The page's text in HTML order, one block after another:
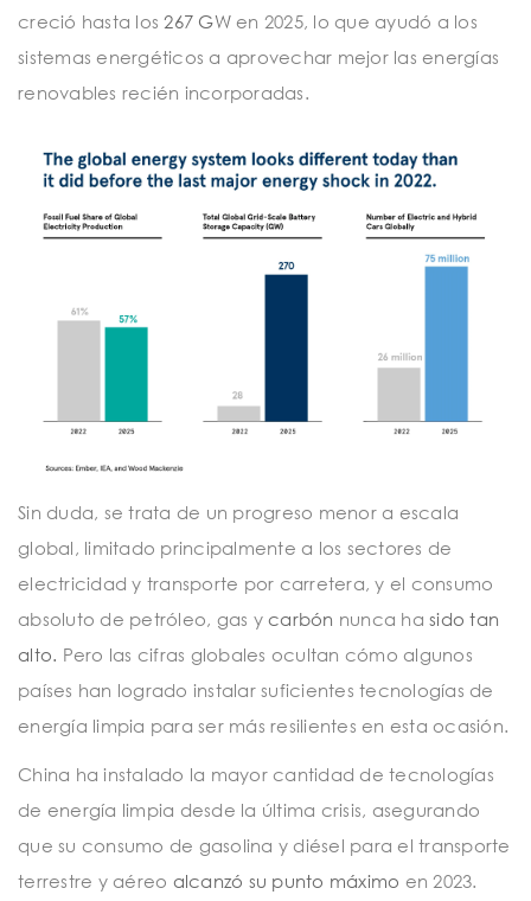
creció hasta los267 GWen 2025, lo que ayudó a los
sistemas energéticos a aprovechar mejor las energías
renovables recién incorporadas.
Sin duda, se trata de un progreso menor a escala
global, limitado principalmente a los sectores de
electricidad y transporte por carretera, y el consumo
absoluto de petróleo, gas y carbón nunca ha sido tan
alto.
Pero las cifras globales ocultan cómo algunos
países han logrado instalar suficientes tecnologías de
energía limpia para ser más resilientes en esta ocasión.
China ha instalado la mayor cantidad de tecnologías
de energía limpia desde la última crisis, asegurando
que su consumo de gasolina y diésel para el transporte
terrestre y aéreo alcanzó su punto máximo en 2023.